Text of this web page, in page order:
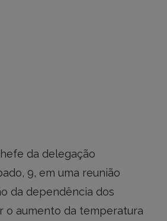
da delegação
9, em uma reunião
da dependência dos
o aumento da temperatura